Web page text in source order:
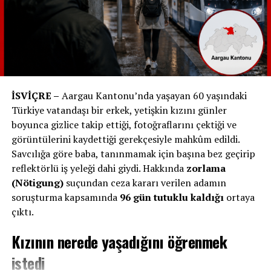
olarak, bir çalışanın evcil hayvanının sağlık sorunlarıyla
ilgilenmesi için izin verilmesi gerekmektedir. Ancak bu
durumda da genellikle bir veteriner raporu veya başka
belgeler sunulması gerekebilir.
Ancak, herhangi bir evcil hayvan rahatsızlandığında
günlerce işten uzak kalma durumu nadirdir. Genellikle,
evcil hayvanın gereken bakımı ve tedavisi için birkaç
saatlik izin yeterli olmaktadır. İşverenlerin ve
çalışanların bu konuda anlayışlı ve işbirlikçi olmaları
önemlidir.
Ancak, bir tavşanın öksürmesi durumunda günlerce evde
kalmak mümkün değildir. Genellikle, hayvanın gerekli
bakım ve tedavisinin sağlanması gereken birkaç saatlik
bir durumdur.
İSVİÇRE – Aargau Kantonu’nda yaşayan 60 yaşındaki
Türkiye vatandaşı bir erkek, yetişkin kızını günler
boyunca gizlice takip ettiği, fotoğraflarını çektiği ve
görüntülerini kaydettiği gerekçesiyle mahkûm edildi.
Savcılığa göre baba, tanınmamak için başına bez geçirip
reflektörlü iş yeleği dahi giydi. Hakkında zorlama
(Nötigung)suçundan ceza kararı verilen adamın
soruşturma kapsamında 96 gün tutuklu kaldığıortaya
çıktı.
Kızının nerede yaşadığını öğrenmek
istedi